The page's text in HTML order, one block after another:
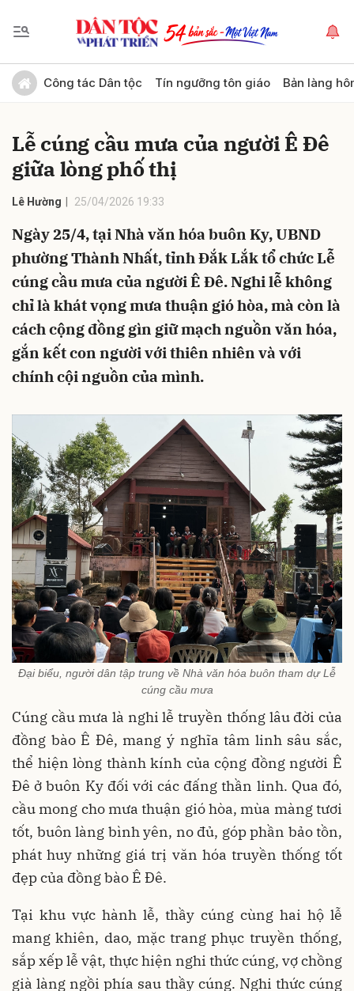
Công tác Dân tộc Tín ngưỡng tôn giáo Bản làng
Lễ cúng cầu mưa của người Ê Đê
giữa lòng phố thị
Lê Hường 25/04/2026 19:33
Ngày 25/4, tại Nhà văn hóa buôn Ky, UBND
phường Thành Nhất, tỉnh Đắk Lắk tổ chức Lễ
cúng cầu mưa của người Ê Đê. Nghi lễ không
chỉ là khát vọng mưa thuận gió hòa, mà còn là
cách cộng đồng gìn giữ mạch nguồn văn hóa,
gắn kết con người với thiên nhiên và với
chính cội nguồn của mình.
Đại biểu, người dân tập trung về Nhà văn hóa buôn tham dự Lễ
cúng cầu mưa
Cúng cầu mưa là nghi lễ truyền thống lâu đời của
đồng bào Ê Đê, mang ý nghĩa tâm linh sâu sắc,
thể hiện lòng thành kính của cộng đồng người Ê
Đê ở buôn Ky đối với các đấng thần linh. Qua đó,
cầu mong cho mưa thuận gió hòa, mùa màng tươi
tốt, buôn làng bình yên, no đủ, góp phần bảo tồn,
phát huy những giá trị văn hóa truyền thống tốt
đẹp của đồng bào Ê Đê.
Tại khu vực hành lễ, thầy cúng cùng hai hộ lễ
mang khiên, dao, mặc trang phục truyền thống,
sắp xếp lễ vật, thực hiện nghi thức cúng, vợ chồng
già làng ngồi phía sau thầy cúng. Nghi thức cúng
Gửi bình luận
Hủy Gửi